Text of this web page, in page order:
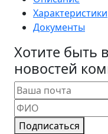
Характеристики
Документы
Хотите быть
новостей
Подписаться